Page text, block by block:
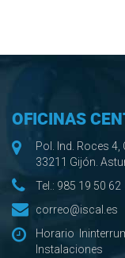
OFICINAS
Pol. Ind. Roces
33211 Gijón.
Tel.: 985 19 50 62
correo@iscal.es
Horario
Instalaciones